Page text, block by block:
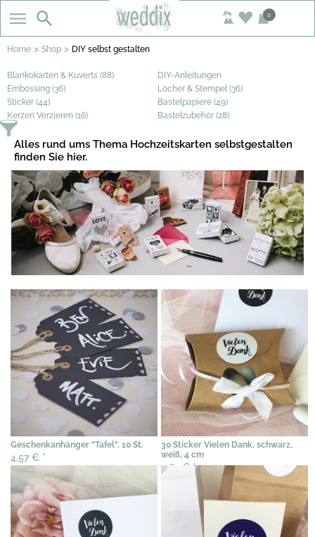
0
Home > Shop > DIY selbst gestalten
Blankokarten & Kuverts (88)
DIY-Anleitungen
Embossing (36)
Locher & Stempel (36)
Sticker (44)
Bastelpapiere (49)
Kerzen Verzieren (16)
Bastelzubehör (28)
Alles rund ums Thema Hochzeitskarten selbstgestalten
finden Sie hier.
Geschenkanhänger "Tafel", 10 St.
4,57 € *
30 Sticker Vielen Dank, schwarz,
weiß, 4 cm
4,62 € *